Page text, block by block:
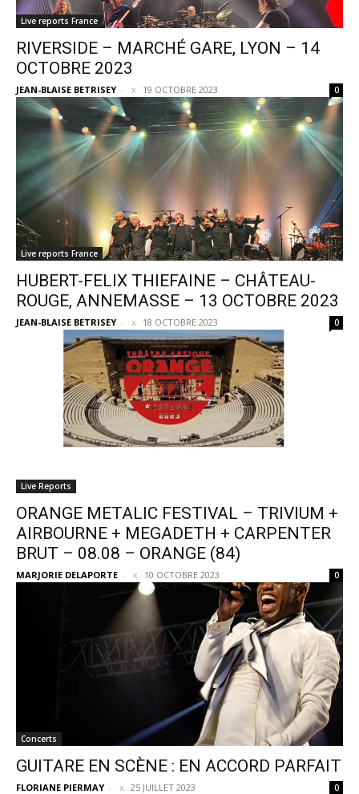
Live reports France
RIVERSIDE – MARCHÉ GARE, LYON – 14
OCTOBRE 2023
JEAN-BLAISE BETRISEY - 19 OCTOBRE 2023 0
Live reports France
HUBERT-FELIX THIEFAINE – CHÂTEAU-
ROUGE, ANNEMASSE – 13 OCTOBRE 2023
JEAN-BLAISE BETRISEY - 18 OCTOBRE 2023 0
Live Reports
ORANGE METALIC FESTIVAL – TRIVIUM +
AIRBOURNE + MEGADETH + CARPENTER
BRUT – 08.08 – ORANGE (84)
MARJORIE DELAPORTE - 10 OCTOBRE 2023 0
Concerts
GUITARE EN SCÈNE : EN ACCORD PARFAIT
FLORIANE PIERMAY - 25 JUILLET 2023 0